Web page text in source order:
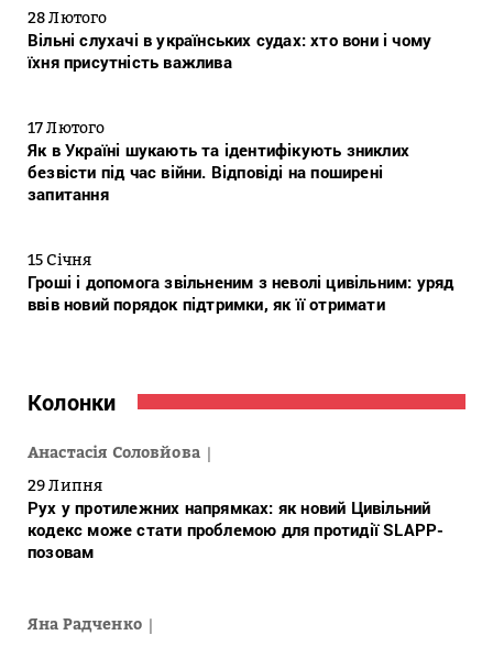
28 Лютого
Вільні слухачі в українських судах: хто вони і чому
їхня присутність важлива
17 Лютого
Як в Україні шукають та ідентифікують зниклих
безвісти під час війни. Відповіді на поширені
запитання
15 Січня
Гроші і допомога звільненим з неволі цивільним: уряд
ввів новий порядок підтримки, як її отримати
Колонки
Анастасія Соловйова
29 Липня
Рух у протилежних напрямках: як новий Цивільний
кодекс може стати проблемою для протидії SLAPP-
позовам
Яна Радченко